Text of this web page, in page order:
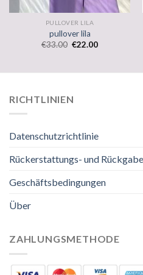
PULLOVER LILA
pullover lila
€33.00 €22.00
RICHTLINIEN
Datenschutzrichtlinie
Rückerstattungs- und
Geschäftsbedingungen
Über
ZAHLUNGSMETHODE